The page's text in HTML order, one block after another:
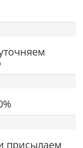
присылаем